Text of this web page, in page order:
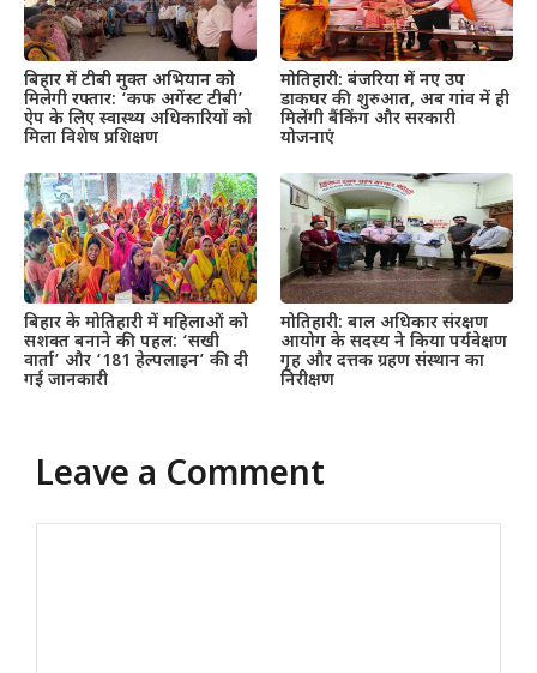
बिहार में टीबी मुक्त अभियान को
मिलेगी रफ्तार: ‘कफ अगेंस्ट टीबी’
ऐप के लिए स्वास्थ्य अधिकारियों को
मिला विशेष प्रशिक्षण
मोतिहारी: बंजरिया में नए उप
डाकघर की शुरुआत, अब गांव में ही
मिलेंगी बैंकिंग और सरकारी
योजनाएं
बिहार के मोतिहारी में महिलाओं को
सशक्त बनाने की पहल: ‘सखी
वार्ता’ और ‘181 हेल्पलाइन’ की दी
गई जानकारी
मोतिहारी: बाल अधिकार संरक्षण
आयोग के सदस्य ने किया पर्यवेक्षण
गृह और दत्तक ग्रहण संस्थान का
निरीक्षण
Leave a Comment